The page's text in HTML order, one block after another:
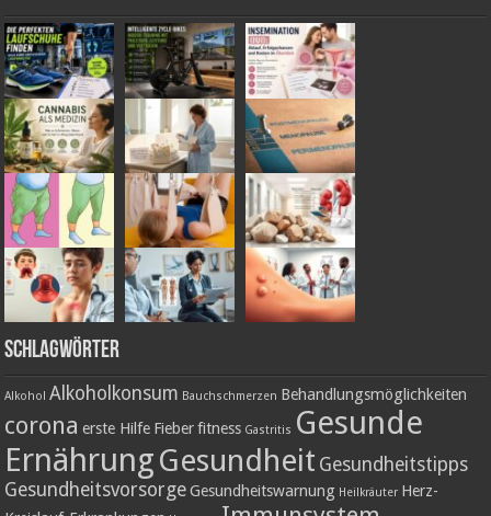
Schlagwörter
Alkohol Alkoholkonsum Bauchschmerzen Behandlungsmöglichkeiten
corona erste Hilfe Fieber fitness Gastritis Gesunde
ErnährungGesundheit Gesundheitstipps
Gesundheitsvorsorge Gesundheitswarnung Heilkräuter Herz-